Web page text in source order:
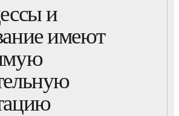
и
имеют